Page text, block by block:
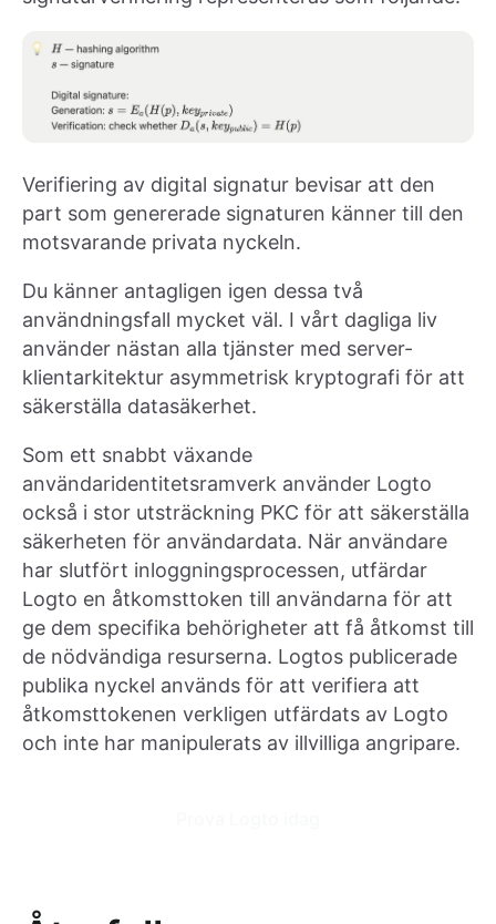
Verifiering av digital signatur bevisar att den
part som genererade signaturen känner till den
motsvarande privata nyckeln.
Du känner antagligen igen dessa två
användningsfall mycket väl. I vårt dagliga liv
använder nästan alla tjänster med server-
klientarkitektur asymmetrisk kryptografi för att
säkerställa datasäkerhet.
Som ett snabbt växande
användaridentitetsramverk använder Logto
också i stor utsträckning PKC för att säkerställa
säkerheten för användardata. När användare
har slutfört inloggningsprocessen, utfärdar
Logto en åtkomsttoken till användarna för att
ge dem specifika behörigheter att få åtkomst till
de nödvändiga resurserna. Logtos publicerade
publika nyckel används för att verifiera att
åtkomsttokenen verkligen utfärdats av Logto
och inte har manipulerats av illvilliga angripare.